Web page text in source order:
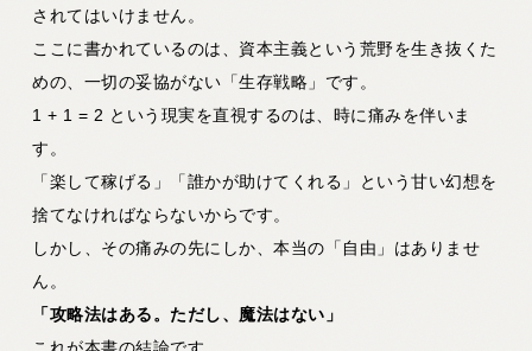
されてはいけません。
ここに書かれているのは、資本主義という荒野を生き抜くた
めの、一切の妥協がない「生存戦略」です。
1 + 1 = 2 という現実を直視するのは、時に痛みを伴いま
す。
「楽して稼げる」「誰かが助けてくれる」という甘い幻想を
捨てなければならないからです。
しかし、その痛みの先にしか、本当の「自由」はありませ
ん。
「攻略法はある。ただし、魔法はない」
これが本書の結論です。